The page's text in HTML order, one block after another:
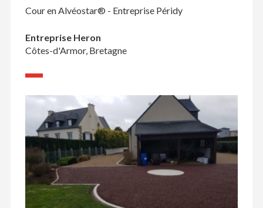
Cour en Alvéostar® - Entreprise Péridy
Entreprise Heron
Côtes-d'Armor, Bretagne